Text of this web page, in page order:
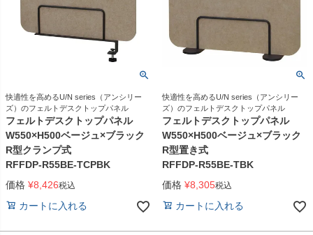
快適性を高めるU/N series（アンシリー
ズ）のフェルトデスクトップパネル
フェルトデスクトップパネル
W550×H500ベージュ×ブラック
R型クランプ式
RFFDP-R55BE-TCPBK
価格 ¥8,426税込
カートに入れる
快適性を高めるU/N series（アンシリー
ズ）のフェルトデスクトップパネル
フェルトデスクトップパネル
W550×H500ベージュ×ブラック
R型置き式
RFFDP-R55BE-TBK
価格 ¥8,305税込
カートに入れる